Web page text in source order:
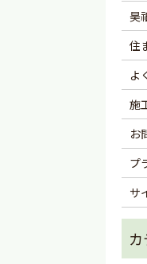
昊
住
よ
施
お
プ
サ